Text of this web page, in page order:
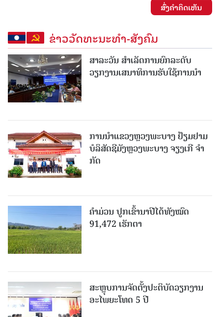
ສົ່ງຄໍາຄິດເຫັນ
ຂ່າວວັດທະນະທຳ-ສັງຄົມ
ສາລະວັນ ສໍາເລັດການຍົກລະດັບ
ວຽກງານເສນາທິການຮັບໃຊ້ການນໍາ
ການນຳແຂວງຫຼວງພະບາງ ຢ້ຽມ​ຢາມ
ບໍ​ລິ​ສັດຊີມັງຫຼວງພະບາງ ຈຽງເກີ ຈໍາ
ກັດ
ຄໍາມ່ວນ ປູກເຂົ້ານາປີໄດ້ທັງໝົດ
91,472 ເຮັກຕາ
ສະຫຼຸບການຈັດຕັ້ງປະຕິບັດວຽກງານ
ອະໄພຍະໂທດ 5 ປີ